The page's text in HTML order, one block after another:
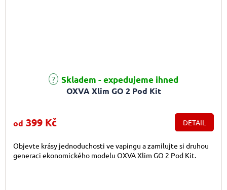
OXVA Xlim GO 2 Pod Kit
Průměrné hodnocení produktu je 5,0 z 5 hvězdiček.
Skladem - expedujeme ihned
od 399 Kč DETAIL
Objevte krásy jednoduchosti ve vapingu a zamilujte si druhou
generaci ekonomického modelu OXVA Xlim GO 2 Pod Kit.